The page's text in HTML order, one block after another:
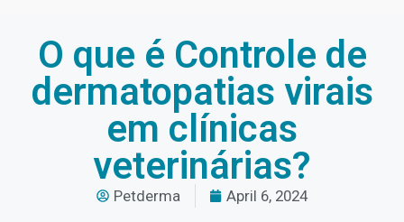
O que é Controle de
dermatopatias virais
em clínicas
veterinárias?
Petderma April 6, 2024